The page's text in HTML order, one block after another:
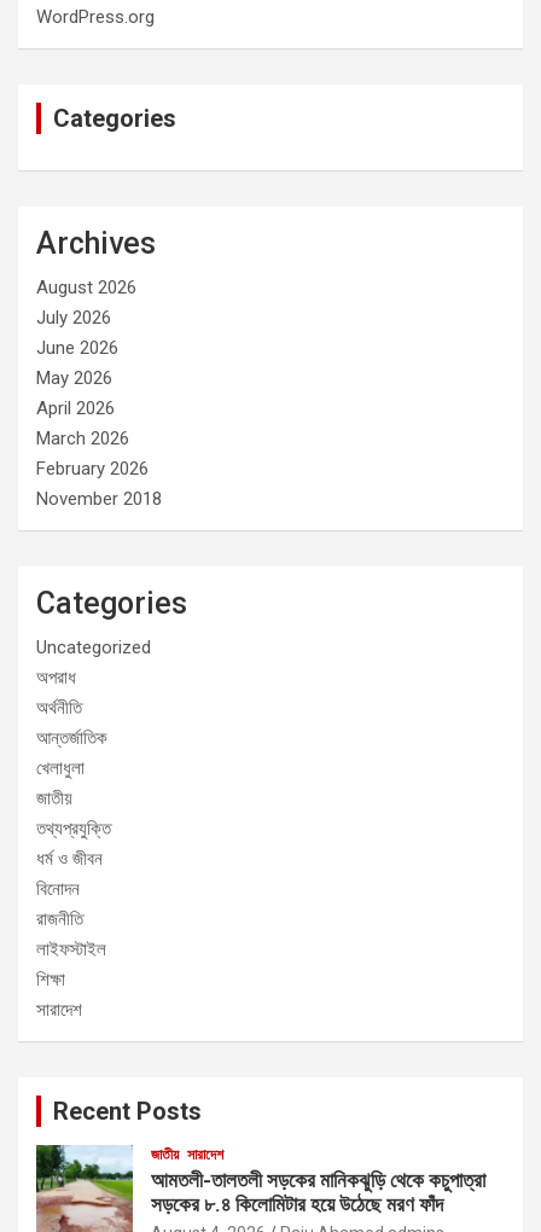
WordPress.org
Categories
Archives
August 2026
July 2026
June 2026
May 2026
April 2026
March 2026
February 2026
November 2018
Categories
Uncategorized
অপরাধ
অর্থনীতি
আন্তর্জাতিক
খেলাধুলা
জাতীয়
তথ্যপ্রযুক্তি
ধর্ম ও জীবন
বিনোদন
রাজনীতি
লাইফস্টাইল
শিক্ষা
সারাদেশ
Recent Posts
জাতীয় সারাদেশ
আমতলী-তালতলী সড়কের মানিকঝুড়ি থেকে কচুপাত্রা
সড়কের ৮.৪ কিলোমিটার হয়ে উঠেছে মরণ ফাঁদ